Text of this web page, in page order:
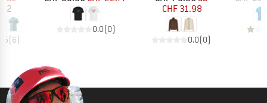
(6)
0.0(0)
CHF 31.98
0.0(0)